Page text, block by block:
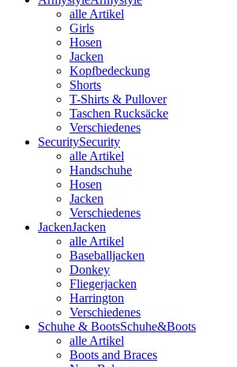
alle Artikel
Girls
Hosen
Jacken
Kopfbedeckung
Shorts
T-Shirts & Pullover
Taschen Rucksäcke
Verschiedenes
SecuritySecurity
alle Artikel
Handschuhe
Hosen
Jacken
Verschiedenes
JackenJacken
alle Artikel
Baseballjacken
Donkey
Fliegerjacken
Harrington
Verschiedenes
Schuhe & BootsSchuhe&Boots
alle Artikel
Boots and Braces